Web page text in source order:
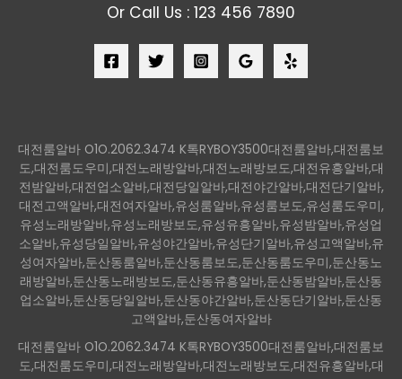
Or Call Us : 123 456 7890
대전룸알바 O1O.2062.3474 K톡RYBOY3500대전룸알바,대전룸보
도,대전룸도우미,대전노래방알바,대전노래방보도,대전유흥알바,대
전밤알바,대전업소알바,대전당일알바,대전야간알바,대전단기알바,
대전고액알바,대전여자알바,유성룸알바,유성룸보도,유성룸도우미,
유성노래방알바,유성노래방보도,유성유흥알바,유성밤알바,유성업
소알바,유성당일알바,유성야간알바,유성단기알바,유성고액알바,유
성여자알바,둔산동룸알바,둔산동룸보도,둔산동룸도우미,둔산동노
래방알바,둔산동노래방보도,둔산동유흥알바,둔산동밤알바,둔산동
업소알바,둔산동당일알바,둔산동야간알바,둔산동단기알바,둔산동
고액알바,둔산동여자알바
대전룸알바 O1O.2062.3474 K톡RYBOY3500대전룸알바,대전룸보
도,대전룸도우미,대전노래방알바,대전노래방보도,대전유흥알바,대